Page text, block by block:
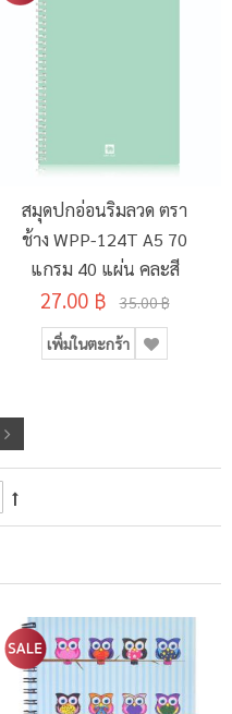
สมุดปกอ่อนริมลวด ตรา
ช้าง WPP-124T A5 70
แกรม 40 แผ่น คละสี
27.00 ฿ 35.00 ฿
เพิ่มในตะกร้า